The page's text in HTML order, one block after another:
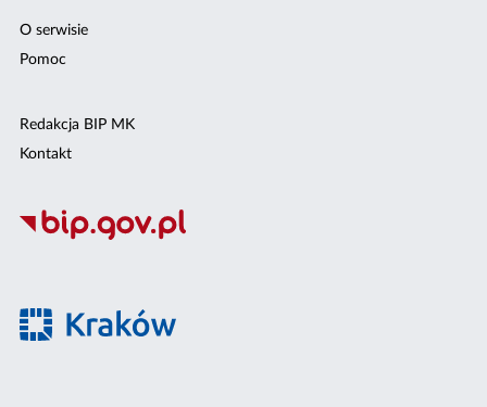
O serwisie
Pomoc
Redakcja BIP MK
Kontakt